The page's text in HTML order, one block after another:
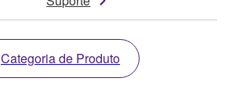
Categoria de Produto